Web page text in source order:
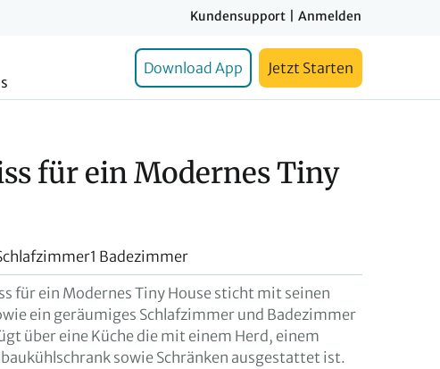
Kundensupport Anmelden
Download App Jetzt Starten
für ein Modernes Tiny
1 Badezimmer
für ein Modernes Tiny House sticht mit seinen
ein geräumiges Schlafzimmer und Badezimmer
über eine Küche die mit einem Herd, einem
sowie Schränken ausgestattet ist.